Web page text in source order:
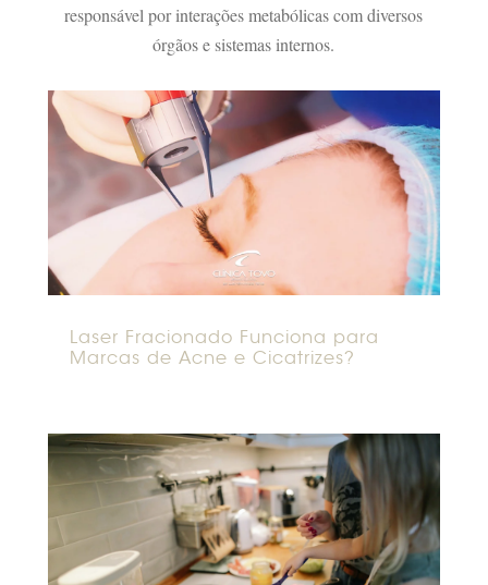
responsável por interações metabólicas com diversos
órgãos e sistemas internos.
Laser Fracionado Funciona para
Marcas de Acne e Cicatrizes?